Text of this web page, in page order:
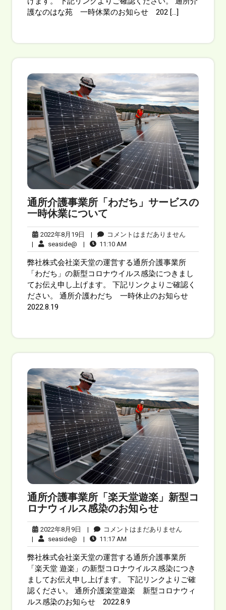
護なのはな苑 一時休業のお知らせ 202 […]
通所介護事業所「わだち」サービスの
一時休業について
2022年8月19日 |
コメントはまだありません
|
seaside@ | 11:10 AM
弊社株式会社楽天堂の運営する通所介護事業所
「わだち」の新型コロナウイルス感染につきまし
てお伝え申し上げます。 下記リンクよりご確認く
ださい。 通所介護わだち 一時休止のお知らせ
2022.8.19
通所介護事業所「楽天堂遊楽」新型コ
ロナウィルス感染のお知らせ
2022年8月9日 |
コメントはまだありません
|
seaside@ | 11:17 AM
弊社株式会社楽天堂の運営する通所介護事業所
「楽天堂 遊楽」の新型コロナウイルス感染につき
ましてお伝え申し上げます。 下記リンクよりご確
認ください。 通所介護楽堂遊楽 新型コロナウィ
ルス感染のお知らせ 2022.8.9